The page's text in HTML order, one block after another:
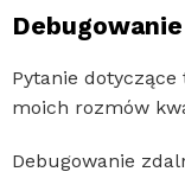
Pytanie
moich rozmów
Debugowanie